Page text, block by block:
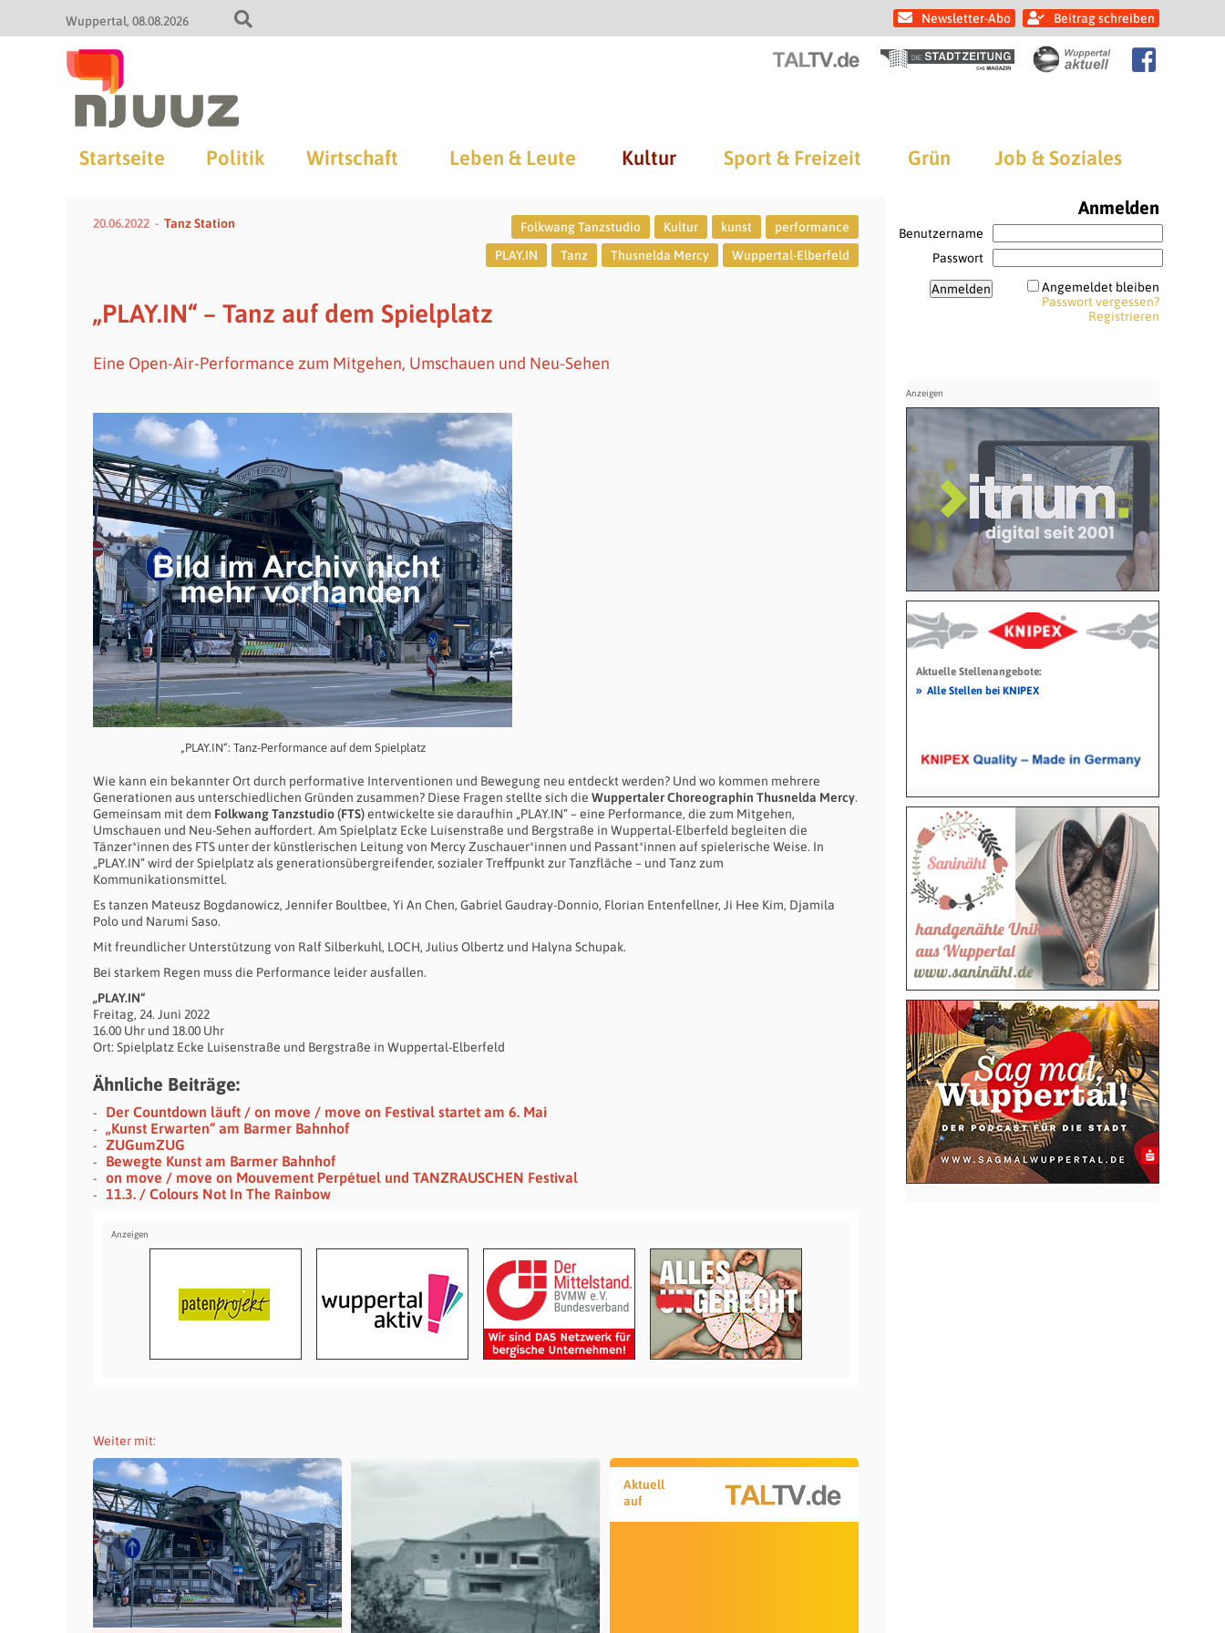
Wuppertal 08.08.2026 Newsletter-Abo Beitrag schreiben
Startseite Politik Wirtschaft Leben & Leute Kultur Sport & Freizeit Grün Job & Soziales
20.06.2022 Tanz Station Folkwang Tanzstudio Kultur kunst
performance
PLAY.IN
Tanz Thusnelda Mercy Wuppertal-Elberfeld
„PLAY.IN“ – Tanz auf dem Spielplatz
Eine Open-Air-Performance zum Mitgehen, Umschauen und Neu-Sehen
„PLAY.IN“: Tanz-Performance auf dem Spielplatz
Wie kann ein bekannter Ort durch performative Interventionen und Bewegung neu entdeckt werden? Und wo kommen mehrere
Generationen aus unterschiedlichen Gründen zusammen? Diese Fragen stellte sich die Wuppertaler Choreographin Thusnelda Mercy.
Gemeinsam mit dem Folkwang Tanzstudio (FTS)entwickelte sie daraufhin „PLAY.IN“ – eine Performance, die zum Mitgehen,
Umschauen und Neu-Sehen auffordert. Am Spielplatz Ecke Luisenstraße und Bergstraße in Wuppertal-Elberfeld begleiten die
Tänzer*innen des FTS unter der künstlerischen Leitung von Mercy Zuschauer*innen und Passant*innen auf spielerische Weise. In
„PLAY.IN“ wird der Spielplatz als generationsübergreifender, sozialer Treffpunkt zur Tanzfläche – und Tanz zum
Kommunikationsmittel.
Es tanzen Mateusz Bogdanowicz, Jennifer Boultbee, Yi An Chen, Gabriel Gaudray-Donnio, Florian Entenfellner, Ji Hee Kim, Djamila
Polo und Narumi Saso.
Mit freundlicher Unterstützung von Ralf Silberkuhl, LOCH, Julius Olbertz und Halyna Schupak.
Bei starkem Regen muss die Performance leider ausfallen.
„PLAY.IN“
Freitag, 24. Juni 2022
16.00 Uhr und 18.00 Uhr
Ort: Spielplatz Ecke Luisenstraße und Bergstraße in Wuppertal-Elberfeld
Ähnliche Beiträge:
Der Countdown läuft / on move / move on Festival startet am 6. Mai
„Kunst Erwarten“ am Barmer Bahnhof
ZUGumZUG
Bewegte Kunst am Barmer Bahnhof
on move / move on Mouvement Perpétuel und TANZRAUSCHEN Festival
11.3. / Colours Not In The Rainbow
Weiter mit:
Aktuell
auf
Anmelden
Benutzername
Passwort
Angemeldet bleiben
Passwort vergessen?
Registrieren
Aktuelle Stellenangebote:
» Alle Stellen bei KNIPEX